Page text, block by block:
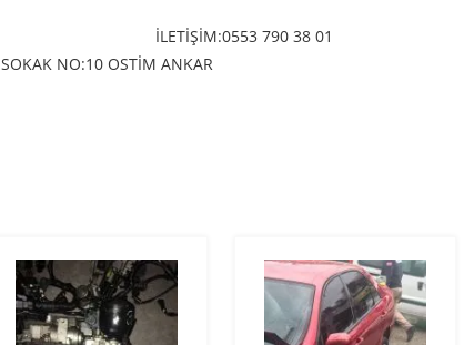
İLETİŞİM:0553 790 38 01
NO:10 OSTİM ANKAR